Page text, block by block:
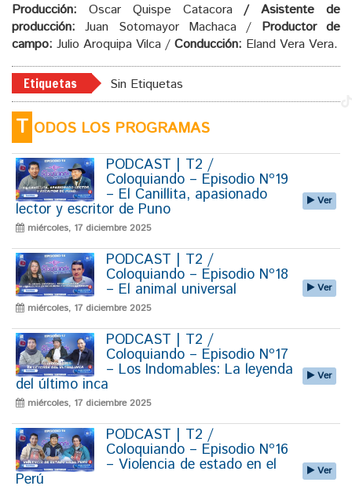
Producción: Oscar Quispe Catacora/ Asistente de
producción: Juan Sotomayor Machaca / Productor de
campo: Julio Aroquipa Vilca / Conducción: Eland Vera Vera.
Etiquetas Sin Etiquetas
T ODOS LOS PROGRAMAS
PODCAST | T2 /
Coloquiando – Episodio Nº19
– El Canillita, apasionado
lector y escritor de Puno
miércoles, 17 diciembre 2025
Ver
PODCAST | T2 /
Coloquiando – Episodio Nº18
– El animal universal
miércoles, 17 diciembre 2025
Ver
PODCAST | T2 /
Coloquiando – Episodio Nº17
– Los Indomables: La leyenda
del último inca
miércoles, 17 diciembre 2025
Ver
PODCAST | T2 /
Coloquiando – Episodio Nº16
– Violencia de estado en el
Perú Ver